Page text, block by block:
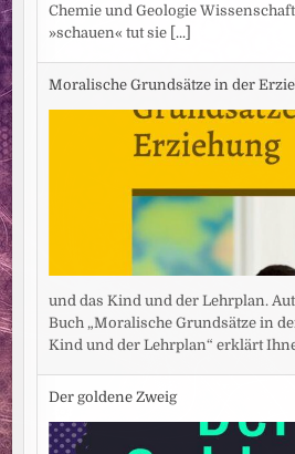
Chemie und Geologie
»schauen« tut sie [...]
Moralische Grundsätze in der
und das Kind und der Lehrplan.
Buch „Moralische Grundsätze in
Kind und der Lehrplan“ erklärt
Der goldene Zweig